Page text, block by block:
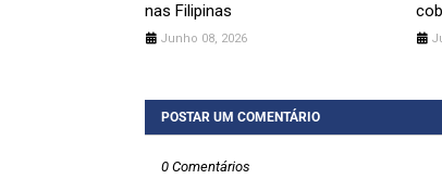
nas Filipinas
Junho 08, 2026
POSTAR UM COMENTÁRIO
0 Comentários